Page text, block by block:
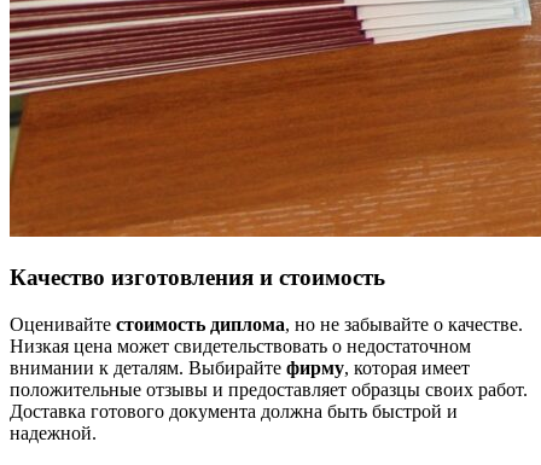
Качество изготовления и стоимость
Оценивайте стоимость диплома, но не забывайте о качестве.
Низкая цена может свидетельствовать о недостаточном
внимании к деталям. Выбирайте фирму, которая имеет
положительные отзывы и предоставляет образцы своих работ.
Доставка готового документа должна быть быстрой и
надежной.